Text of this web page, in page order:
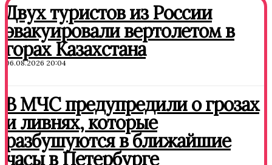
Двух туристов из России
эвакуировали вертолетом в
горах Казахстана
06.08.2026 20:04
В МЧС предупредили о грозах
и ливнях, которые
разбушуются в ближайшие
часы в Петербурге